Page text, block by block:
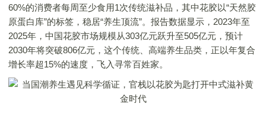
60%的消费者每周至少食用1次传统滋补品，其中花胶以“天然胶
原蛋白库”的标签，稳居“养生顶流”。报告数据显示，2023年至
2025年，中国花胶市场规模从303亿元跃升至505亿元，预计
2030年将突破806亿元，这个传统、高端养生品类，正以年复合
增长率超15%的速度，飞入寻常百姓家。